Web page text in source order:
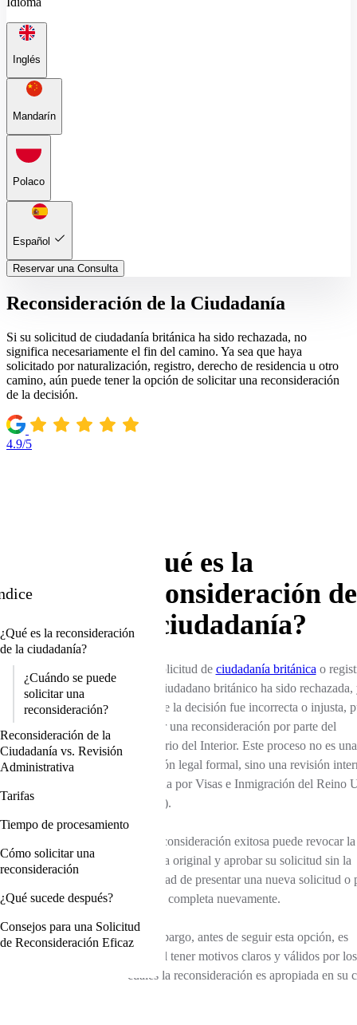
Inglés
Mandarín
Polaco
Español
Reservar una Consulta
Reconsideración de la Ciudadanía
Si su solicitud de ciudadanía británica ha sido rechazada, no
significa necesariamente el fin del camino. Ya sea que haya
solicitado por naturalización, registro, derecho de residencia u otro
camino, aún puede tener la opción de solicitar una reconsideración
de la decisión.
4.9/5
¿Qué es la reconsideración
de la ciudadanía?
¿Cuándo se puede
solicitar una
reconsideración?
Reconsideración de la
Ciudadanía vs. Revisión
Administrativa
Tarifas
Tiempo de procesamiento
Cómo solicitar una
reconsideración
¿Qué sucede después?
Consejos para una Solicitud
de Reconsideración Eficaz
¿Qué es la
reconsideración de
la ciudadanía?
Si su solicitud de ciudadanía británica o
como ciudadano británico ha sido rechazada,
cree que la decisión fue incorrecta o injusta,
solicitar una reconsideración por parte del
Ministerio del Interior. Este proceso no es una
apelación legal formal, sino una revisión
realizada por Visas e Inmigración del Reino
(UKVI).
Una reconsideración exitosa puede revocar la
negativa original y aprobar su solicitud sin la
necesidad de presentar una nueva solicitud o
la tarifa completa nuevamente.
Sin embargo, antes de seguir esta opción, es
esencial tener motivos claros y válidos por los
cuales la reconsideración es apropiada en su